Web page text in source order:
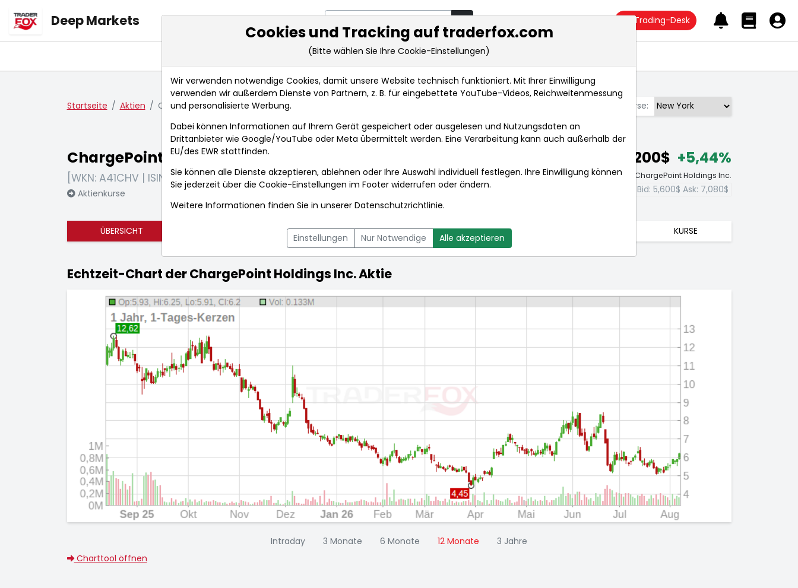
Deep Markets Trading-Desk
Markt-Analysen Market Tools Realtimekurse Nachrichten
Startseite Aktien ChargePoint Holdings Inc. Börse:
ChargePoint Holdings Inc.
[WKN: A41CHV | ISIN: US15961R3030]
Aktienkurse
6,200$ +5,44%
Echtzeit-Aktienkurs ChargePoint Holdings Inc.
Bid: 5,600$ Ask: 7,080$
ÜBERSICHT NACHRICHTEN CHARTTOOL KURSE
Echtzeit-Chart der ChargePoint Holdings Inc. Aktie
Intraday 3 Monate 6 Monate 12 Monate
3 Jahre
Charttool öffnen
Cookies und Tracking auf traderfox.com
(Bitte wählen Sie Ihre Cookie-Einstellungen)
Wir verwenden notwendige Cookies, damit unsere Website technisch funktioniert. Mit Ihrer Einwilligung
verwenden wir außerdem Dienste von Partnern, z. B. für eingebettete YouTube-Videos, Reichweitenmessung
und personalisierte Werbung.
Dabei können Informationen auf Ihrem Gerät gespeichert oder ausgelesen und Nutzungsdaten an
Drittanbieter wie Google/YouTube oder Meta übermittelt werden. Eine Verarbeitung kann auch außerhalb der
EU/des EWR stattfinden.
Sie können alle Dienste akzeptieren, ablehnen oder Ihre Auswahl individuell festlegen. Ihre Einwilligung können
Sie jederzeit über die Cookie-Einstellungen im Footer widerrufen oder ändern.
Weitere Informationen finden Sie in unserer Datenschutzrichtlinie.
Einstellungen Nur Notwendige Alle akzeptieren